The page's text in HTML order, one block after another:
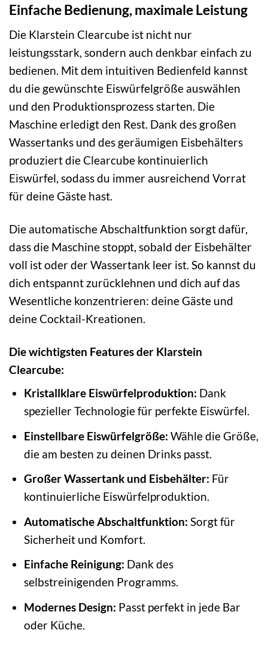
Einfache Bedienung, maximale Leistung
Die Klarstein Clearcube ist nicht nur
leistungsstark, sondern auch denkbar einfach zu
bedienen. Mit dem intuitiven Bedienfeld kannst
du die gewünschte Eiswürfelgröße auswählen
und den Produktionsprozess starten. Die
Maschine erledigt den Rest. Dank des großen
Wassertanks und des geräumigen Eisbehälters
produziert die Clearcube kontinuierlich
Eiswürfel, sodass du immer ausreichend Vorrat
für deine Gäste hast.
Die automatische Abschaltfunktion sorgt dafür,
dass die Maschine stoppt, sobald der Eisbehälter
voll ist oder der Wassertank leer ist. So kannst du
dich entspannt zurücklehnen und dich auf das
Wesentliche konzentrieren: deine Gäste und
deine Cocktail-Kreationen.
Die wichtigsten Features der Klarstein
Clearcube:
Kristallklare Eiswürfelproduktion: Dank
spezieller Technologie für perfekte Eiswürfel.
Einstellbare Eiswürfelgröße: Wähle die Größe,
die am besten zu deinen Drinks passt.
Großer Wassertank und Eisbehälter: Für
kontinuierliche Eiswürfelproduktion.
Automatische Abschaltfunktion: Sorgt für
Sicherheit und Komfort.
Einfache Reinigung: Dank des
selbstreinigenden Programms.
Modernes Design: Passt perfekt in jede Bar
oder Küche.